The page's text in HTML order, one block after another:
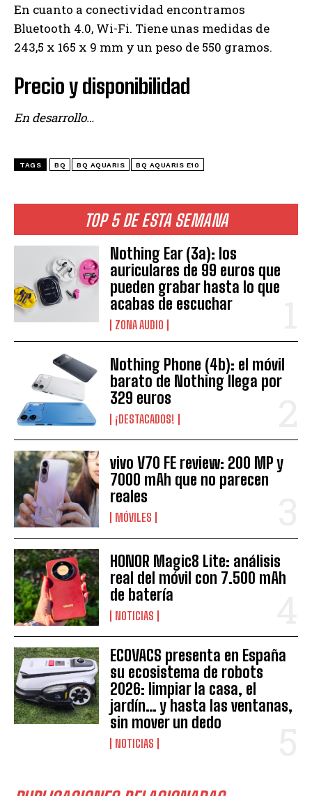
TOP 5 DE ESTA SEMANA
Nothing Ear (3a): los
auriculares de 99 euros que
pueden grabar hasta lo que
acabas de escuchar
ZONA AUDIO
Nothing Phone (4b): el móvil
barato de Nothing llega por
329 euros
¡DESTACADOS!
vivo V70 FE review: 200 MP y
7000 mAh que no parecen
reales
MÓVILES
HONOR Magic8 Lite: análisis
real del móvil con 7.500 mAh
de batería
NOTICIAS
ECOVACS presenta en España
su ecosistema de robots
2026: limpiar la casa, el
jardín… y hasta las ventanas,
sin mover un dedo
NOTICIAS
En cuanto a conectividad encontramos
Bluetooth 4.0, Wi-Fi. Tiene unas medidas de
243,5 x 165 x 9 mm y un peso de 550 gramos.
Precio y disponibilidad
En desarrollo…
TAGS BQ BQ AQUARIS BQ AQUARIS E10